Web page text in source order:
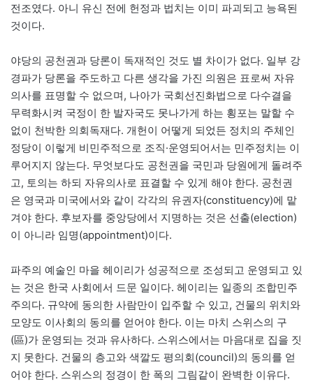
전조였다. 아니 유신 전에 헌정과 법치는 이미 파괴되고 능욕된
것이다.
야당의 공천권과 당론이 독재적인 것도 별 차이가 없다. 일부 강
경파가 당론을 주도하고 다른 생각을 가진 의원은 표로써 자유
의사를 표명할 수 없으며, 나아가 국회선진화법으로 다수결을
무력화시켜 국정이 한 발자국도 못나가게 하는 횡포는 말할 수
없이 천박한 의회독재다. 개헌이 어떻게 되었든 정치의 주체인
정당이 이렇게 비민주적으로 조직·운영되어서는 민주정치는 이
루어지지 않는다. 무엇보다도 공천권을 국민과 당원에게 돌려주
고, 토의는 하되 자유의사로 표결할 수 있게 해야 한다. 공천권
은 영국과 미국에서와 같이 각각의 유권자(constituency)에 맡
겨야 한다. 후보자를 중앙당에서 지명하는 것은 선출(election)
이 아니라 임명(appointment)이다.
파주의 예술인 마을 헤이리가 성공적으로 조성되고 운영되고 있
는 것은 한국 사회에서 드문 일이다. 헤이리는 일종의 조합민주
주의다. 규약에 동의한 사람만이 입주할 수 있고, 건물의 위치와
모양도 이사회의 동의를 얻어야 한다. 이는 마치 스위스의 구
(區)가 운영되는 것과 유사하다. 스위스에서는 마음대로 집을 짓
지 못한다. 건물의 층고와 색깔도 평의회(council)의 동의를 얻
어야 한다. 스위스의 정경이 한 폭의 그림같이 완벽한 이유다.